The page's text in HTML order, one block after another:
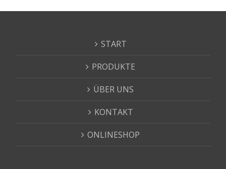
START
PRODUKTE
ÜBER UNS
KONTAKT
ONLINESHOP